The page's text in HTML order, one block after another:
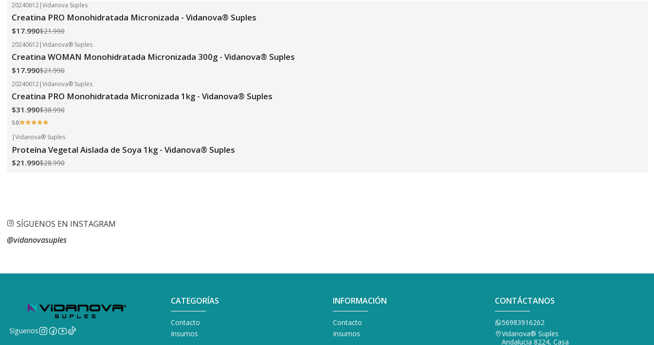
-18% OFF
20240612|Vidanova Suples
Creatina PRO Monohidratada Micronizada - Vidanova® Suples
$17.990$21.990
-18% OFF
20240612|Vidanova® Suples
Creatina WOMAN Monohidratada Micronizada 300g - Vidanova® Suples
$17.990$21.990
-18% OFF
20240612|Vidanova® Suples
Creatina PRO Monohidratada Micronizada 1kg - Vidanova® Suples
$31.990$38.990
5.0
-24% OFF
|Vidanova® Suples
Proteína Vegetal Aislada de Soya 1kg - Vidanova® Suples
$21.990$28.990
SÍGUENOS EN INSTAGRAM
@vidanovasuples
Síguenos
CATEGORÍAS
Contacto
Insumos
INFORMACIÓN
Contacto
Insumos
CONTÁCTANOS
56983916262
Vidanova® Suples
Andalucia 8224, Casa